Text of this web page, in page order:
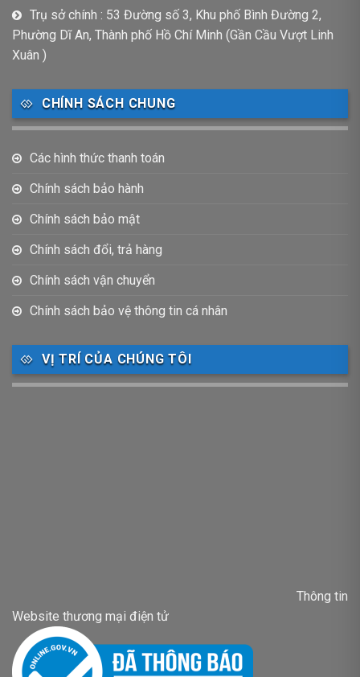
Trụ sở chính : 53 Đường số 3, Khu phố Bình Đường 2,
Phường Dĩ An, Thành phố Hồ Chí Minh (Gần Cầu Vượt Linh
Xuân )
CHÍNH SÁCH CHUNG
Các hình thức thanh toán
Chính sách bảo hành
Chính sách bảo mật
Chính sách đổi, trả hàng
Chính sách vận chuyển
Chính sách bảo vệ thông tin cá nhân
VỊ TRÍ CỦA CHÚNG TÔI
Thông tin
Website thương mại điện tử